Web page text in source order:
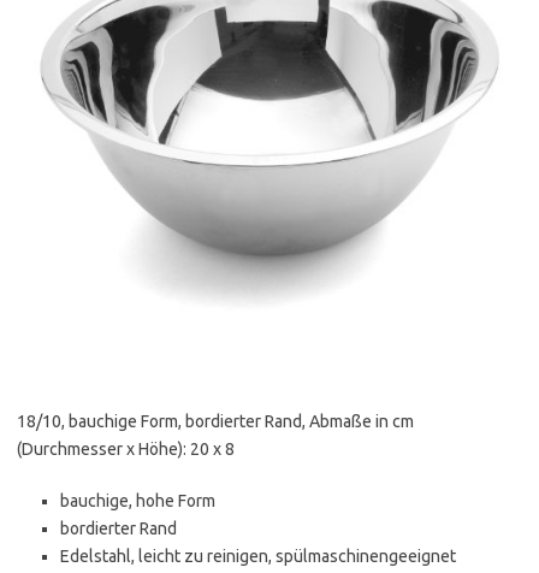
18/10, bauchige Form, bordierter Rand, Abmaße in cm
(Durchmesser x Höhe): 20 x 8
bauchige, hohe Form
bordierter Rand
Edelstahl, leicht zu reinigen, spülmaschinengeeignet